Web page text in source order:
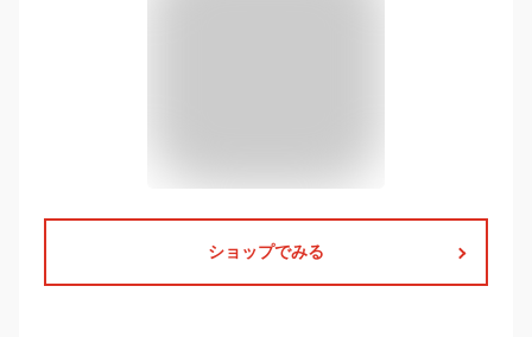
ショップでみる